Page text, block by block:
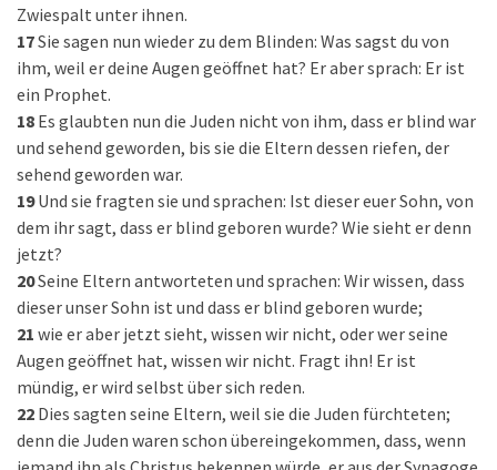
Zwiespalt unter ihnen.
17Sie sagen nun wieder zu dem Blinden: Was sagst du von
ihm, weil er deine Augen geöffnet hat? Er aber sprach: Er ist
ein Prophet.
18 Es glaubten nun die Juden nicht von ihm, dass er blind war
und sehend geworden, bis sie die Eltern dessen riefen, der
sehend geworden war.
19 Und sie fragten sie und sprachen: Ist dieser euer Sohn, von
dem ihr sagt, dass er blind geboren wurde? Wie sieht er denn
jetzt?
20Seine Eltern antworteten und sprachen: Wir wissen, dass
dieser unser Sohn ist und dass er blind geboren wurde;
21 wie er aber jetzt sieht, wissen wir nicht, oder wer seine
Augen geöffnet hat, wissen wir nicht. Fragt ihn! Er ist
mündig, er wird selbst über sich reden.
22 Dies sagten seine Eltern, weil sie die Juden fürchteten;
denn die Juden waren schon übereingekommen, dass, wenn